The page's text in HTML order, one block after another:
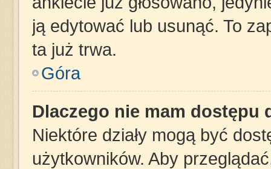
ją edytować lub usunąć. To
ta już trwa.
Góra
Dlaczego nie mam dostępu
Niektóre działy mogą być
użytkowników. Aby